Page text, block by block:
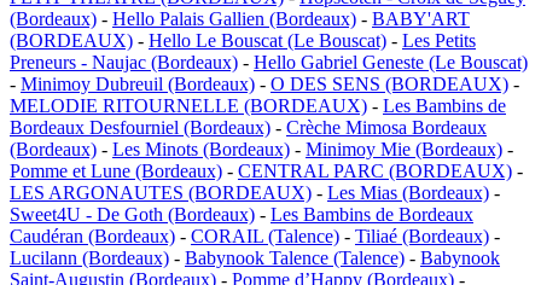
(Bordeaux) - Hello Palais Gallien (Bordeaux) - BABY'ART
(BORDEAUX) - Hello Le Bouscat (Le Bouscat) - Les Petits
Preneurs - Naujac (Bordeaux) - Hello Gabriel Geneste (Le Bouscat)
- Minimoy Dubreuil (Bordeaux) - O DES SENS (BORDEAUX) -
MELODIE RITOURNELLE (BORDEAUX) - Les Bambins de
Bordeaux Desfourniel (Bordeaux) - Crèche Mimosa Bordeaux
(Bordeaux) - Les Minots (Bordeaux) - Minimoy Mie (Bordeaux) -
Pomme et Lune (Bordeaux) - CENTRAL PARC (BORDEAUX) -
LES ARGONAUTES (BORDEAUX) - Les Mias (Bordeaux) -
Sweet4U - De Goth (Bordeaux) - Les Bambins de Bordeaux
Caudéran (Bordeaux) - CORAIL (Talence) - Tiliaé (Bordeaux) -
Lucilann (Bordeaux) - Babynook Talence (Talence) - Babynook
Saint-Augustin (Bordeaux) - Pomme d’Happy (Bordeaux) -